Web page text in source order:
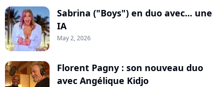
Sabrina ("Boys") en duo avec... une
IA
May 2, 2026
Florent Pagny : son nouveau duo
avec Angélique Kidjo